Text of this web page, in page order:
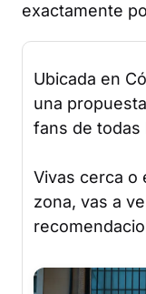
exactamente
Ubicada en
una
fans de todas
Vivas cerca o
zona, vas a